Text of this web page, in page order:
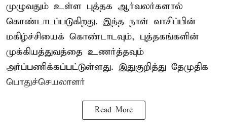
முழுவதும் உள்ள புத்தக ஆர்வலர்களால்
கொண்டாடப்படுகிறது. இந்த நாள் வாசிப்பின்
மகிழ்ச்சியைக் கொண்டாடவும், புத்தகங்களின்
முக்கியத்துவத்தை உணர்த்தவும்
அர்ப்பணிக்கப்பட்டுள்ளது. இதுகுறித்து தேமுதிக
பொதுச்செயலாளர்
Read More